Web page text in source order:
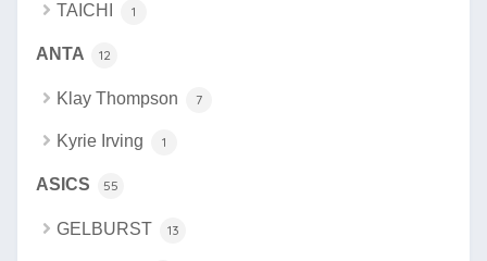
TAICHI 1
ANTA 12
Klay Thompson 7
Kyrie Irving 1
ASICS 55
GELBURST 13